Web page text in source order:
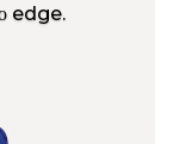
edge.